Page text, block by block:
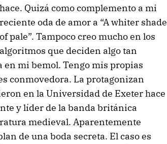
hace. Quizá como complemento a mi
reciente oda de amor a “A whiter shade
of pale”. Tampoco creo mucho en los
algoritmos que deciden algo tan
en mi bemol. Tengo mis propias
conmovedora. La protagonizan
en la Universidad de Exeter hace
y líder de la banda británica
medieval. Aparentemente
de una boda secreta. El caso es